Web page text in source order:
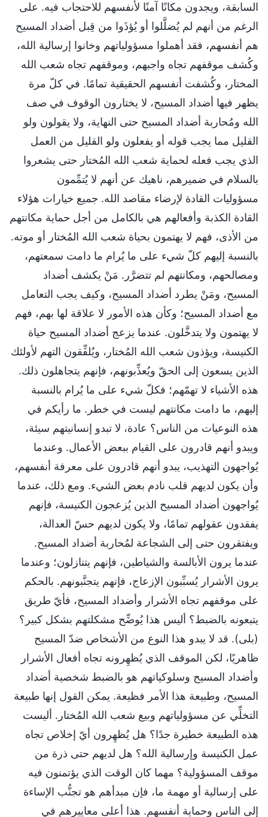
السابقة، ويجدون مكانًا آمنًا لأنفسهم للاحتجاب فيه. على
الرغم من أنهم لم يُضلَّلوا أو يُؤذَوا من قِبل أضداد المسيح
هم أنفسهم، فقد أهملوا مسؤولياتهم وخانوا إرسالية الله،
وكُشف موقفهم تجاه واجبهم، وموقفهم تجاه شعب الله
المختار، وكُشفت أنفسهم الحقيقية تمامًا. في كلّ مرة
يظهر فيها أضداد المسيح، لا يختارون الوقوف في صف
الله ومُحاربة أضداد المسيح حتى النهاية، ولا يقولون ولو
القليل مما يجب قوله أو يفعلون ولو القليل من العمل
الذي يجب فعله لحماية شعب الله المُختار حتى يشعروا
بالسلام في ضميرهم، ناهيك عن أنهم لا يُتمِّمون
مسؤوليات القادة لإرضاء مقاصد الله. جميع خيارات هؤلاء
القادة الكذبة وأفعالهم هي بالكامل من أجل حماية مكانتهم
من الأذى، فهم لا يهتمون بحياة شعب الله المُختار أو موته.
بالنسبة إليهم كلّ شيء على ما يُرام ما دامت سمعتهم،
ومصالحهم، ومكانتهم لم تتضرَّر. مَنْ يكشف أضداد
المسيح، ومَنْ يطرد أضداد المسيح، وكيف يجب التعامل
مع أضداد المسيح؛ وكأن هذه الأمور لا علاقة لها بهم، فهم
لا يهتمون ولا يتدخَّلون. عندما يزعج أضداد المسيح حياة
الكنيسة، ويؤذون شعب الله المُختار، ويُلفِّقون التهم لأولئك
الذين يسعون إلى الحقّ ويُعذِّبونهم، فإنهم يتجاهلون ذلك.
هذه الأشياء لا تهمّهم؛ فكلّ شيء على ما يُرام بالنسبة
إليهم، ما دامت مكانتهم ليست في خطر. ما رأيكم في
هذه النوعيات من الناس؟ عادة، لا تبدو إنسانيتهم سيئة،
ويبدو أنهم قادرون على القيام ببعض الأعمال. وعندما
يُواجهون التهذيب، يبدو أنهم قادرون على معرفة أنفسهم،
وأن يكون لديهم قلب نادم بعض الشيء. ومع ذلك، عندما
يُواجهون أضداد المسيح الذين يُزعجون الكنيسة، فإنهم
يفقدون عقولهم تمامًا، ولا يكون لديهم حسّ العدالة،
ويفتقرون حتى إلى الشجاعة لمُحاربة أضداد المسيح.
عندما يرون الأبالسة والشياطين، فإنهم يتنازلون؛ وعندما
يرون الأشرار يُسبِّبون الإزعاج، فإنهم يتجنَّبونهم. بالحكم
على موقفهم تجاه الأشرار وأضداد المسيح، فأيّ طريق
يتبعونه بالضبط؟ أليس هذا يُوضِّح مشكلتهم بشكل كبير؟
(بلى). قد لا يبدو هذا النوع من الأشخاص ضدّ المسيح
ظاهريًا، لكن الموقف الذي يُظهِرونه تجاه أفعال الأشرار
وأضداد المسيح وسلوكياتهم هو بالضبط شخصية أضداد
المسيح، وطبيعة هذا الأمر فظيعة. يمكن القول إنها طبيعة
التخلِّي عن مسؤولياتهم وبيع شعب الله المُختار. أليست
هذه الطبيعة خطيرة جدًا؟ هل يُظهِرون أيّ إخلاص تجاه
عمل الكنيسة وإرسالية الله؟ هل لديهم حتى ذرة من
موقف المسؤولية؟ مهما كان الوقت الذي يؤتمنون فيه
على إرسالية أو مهمة ما، فإن مبدأهم هو تجنُّب الإساءة
إلى الناس وحماية أنفسهم. هذا أعلى معاييرهم في